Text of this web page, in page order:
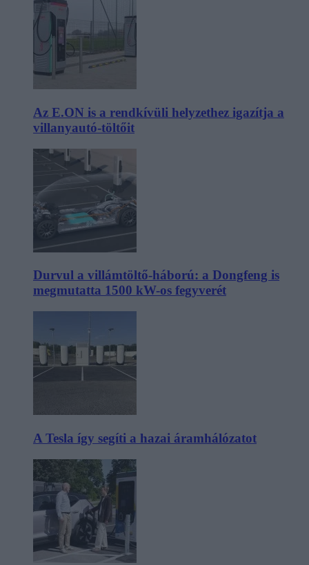
Az E.ON is a rendkívüli helyzethez igazítja a
villanyautó-töltőit
Durvul a villámtöltő-háború: a Dongfeng is
megmutatta 1500 kW-os fegyverét
A Tesla így segíti a hazai áramhálózatot